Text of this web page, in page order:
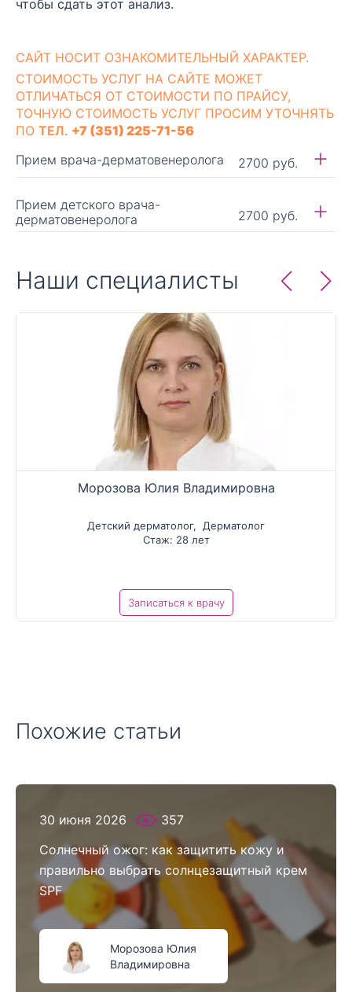
чтобы сдать этот анализ.
CАЙТ НОСИТ ОЗНАКОМИТЕЛЬНЫЙ ХАРАКТЕР.
СТОИМОСТЬ УСЛУГ НА САЙТЕ МОЖЕТ
ОТЛИЧАТЬСЯ ОТ СТОИМОСТИ ПО ПРАЙСУ,
ТОЧНУЮ СТОИМОСТЬ УСЛУГ ПРОСИМ УТОЧНЯТЬ
ПО ТЕЛ. +7 (351) 225-71-56
Прием врача-дерматовенеролога
2700 руб.
Прием детского врача-
дерматовенеролога
2700 руб.
Наши специалисты
Морозова Юлия Владимировна
Детский дерматолог, Дерматолог
Стаж: 28 лет
Записаться к врачу
Похожие статьи
30 июня 2026
357
Солнечный ожог: как защитить кожу и
правильно выбрать солнцезащитный крем
SPF
Морозова Юлия
Владимировна